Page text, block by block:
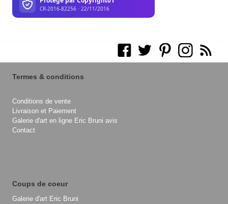
Termes & conditions
Conditions de vente
Livraison et Paiement
Galerie d'art en ligne Eric Bruni avis
Contact
Coups de coeur
Galerie d'art Eric Bruni